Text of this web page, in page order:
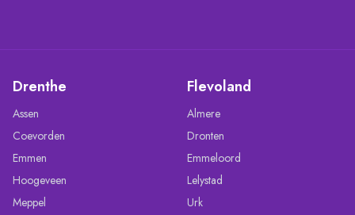
Drenthe
Assen
Coevorden
Emmen
Hoogeveen
Meppel
Flevoland
Almere
Dronten
Emmeloord
Lelystad
Urk